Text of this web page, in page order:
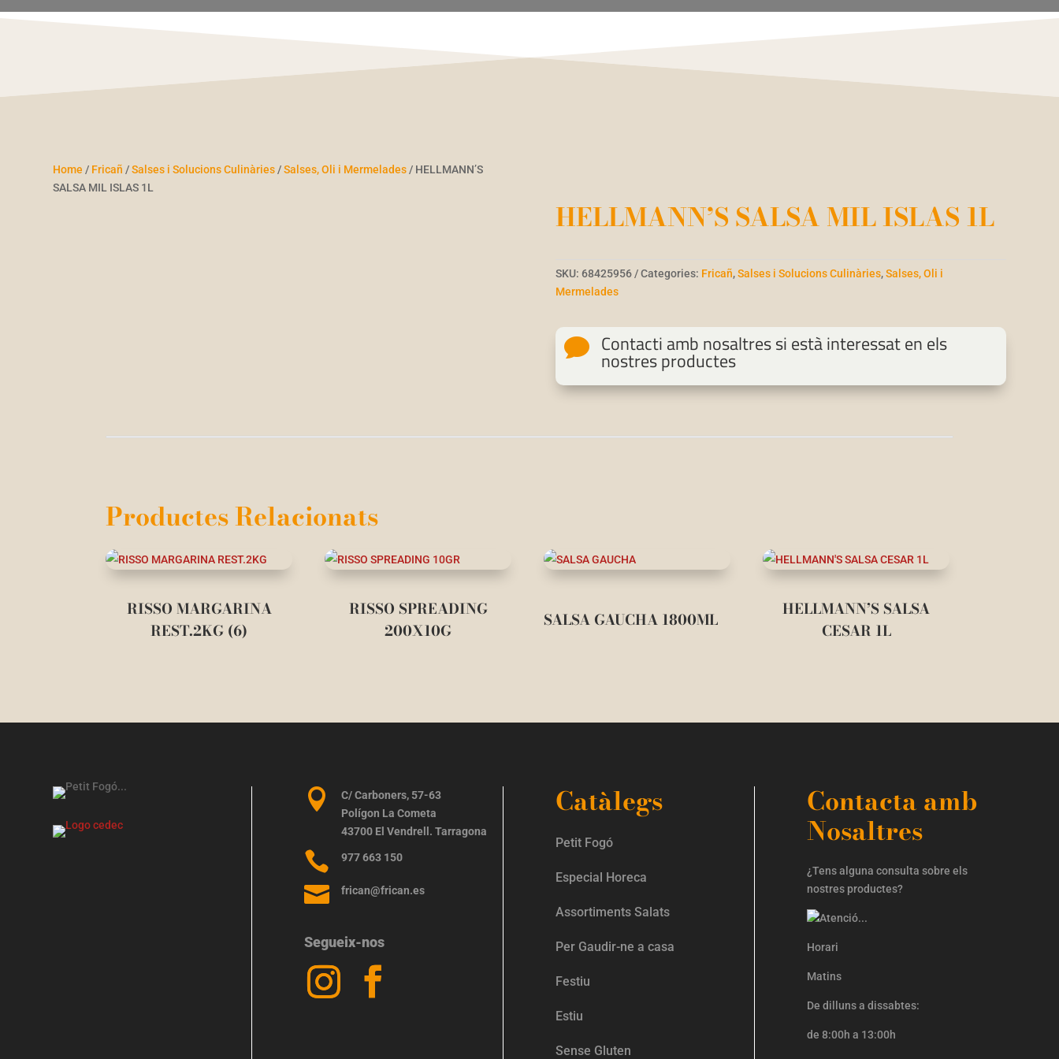
Home / Fricañ /Salses i Solucions Culinàries /Salses, Oli i Mermelades / HELLMANN’S
SALSA MIL ISLAS 1L
HELLMANN’S SALSA MIL ISLAS 1L
SKU:68425956 Categories: Fricañ,Salses i Solucions Culinàries,Salses, Oli i
Mermelades
 Contacti amb nosaltres si està interessat en els
nostres productes
Productes Relacionats
RISSO MARGARINA
REST.2KG (6)
RISSO SPREADING
200X10G
SALSA GAUCHA 1800ML
HELLMANN’S SALSA
CESAR 1L

C/ Carboners, 57-63
Polígon La Cometa
43700 El Vendrell. Tarragona
 977 663 150
 frican@frican.es
Segueix-nos
Catàlegs
Petit Fogó
Especial Horeca
Assortiments Salats
Per Gaudir-ne a casa
Festiu
Estiu
Sense Gluten
Contacta amb
Nosaltres
¿Tens alguna consulta sobre els
nostres productes?
Horari
Matins
De dilluns a dissabtes:
de 8:00h a 13:00h